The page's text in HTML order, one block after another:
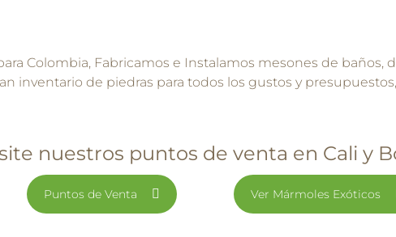
Colombia, Fabricamos e Instalamos mesones de baños,
inventario de piedras para todos los gustos y
nuestros puntos de venta en Cali y
Puntos de Venta Ver Mármoles Exóticos